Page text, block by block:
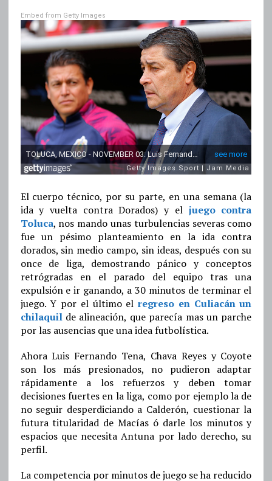
Embed from Getty Images
El cuerpo técnico, por su parte, en una semana (la
ida y vuelta contra Dorados) y el juego contra
Toluca, nos mando unas turbulencias severas como
fue un pésimo planteamiento en la ida contra
dorados, sin medio campo, sin ideas, después con su
once de liga, demostrando pánico y conceptos
retrógradas en el parado del equipo tras una
expulsión e ir ganando, a 30 minutos de terminar el
juego. Y por el último elregreso en Culiacán un
chilaquilde alineación, que parecía mas un parche
por las ausencias que una idea futbolística.
Ahora Luis Fernando Tena, Chava Reyes y Coyote
son los más presionados, no pudieron adaptar
rápidamente a los refuerzos y deben tomar
decisiones fuertes en la liga, como por ejemplo la de
no seguir desperdiciando a Calderón, cuestionar la
futura titularidad de Macías ó darle los minutos y
espacios que necesita Antuna por lado derecho, su
perfil.
La competencia por minutos de juego se ha reducido